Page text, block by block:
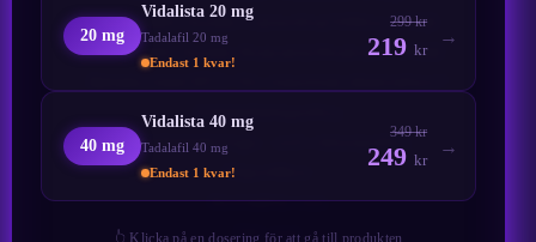
20 mg
Vidalista 20 mg
Tadalafil 20 mg
Endast 1 kvar!
299 kr
219kr
40 mg
Vidalista 40 mg
Tadalafil 40 mg
Endast 1 kvar!
349 kr
249kr
👆 Klicka på en dosering för att gå till produkten
Komplett Guide Carevitra/Vilitra (FAQ)
Komplett Guide Avacare/Avanafil (FAQ)
Integritetspolicy
Återbetalnings- och returpolicy
Köpvillkor
Kontakta oss
Om oss